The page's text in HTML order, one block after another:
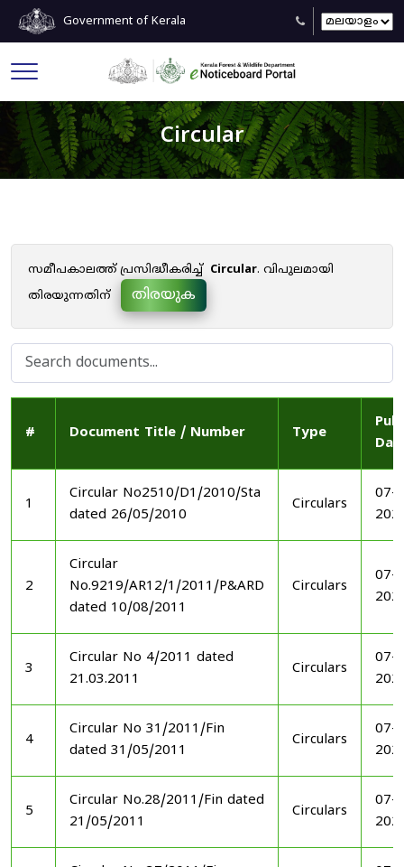
Government of Kerala
Circular
സമീപകാലത്ത് പ്രസിദ്ധീകരിച്ച് Circular. വിപുലമായി
തിരയുന്നതിന്
തിരയുക
# Document Title / Number Type
1
Circular No2510/D1/2010/Sta
dated 26/05/2010
Circulars
07-
2
Circular
No.9219/AR12/1/2011/P&ARD
dated 10/08/2011
Circulars
07-
3
Circular No 4/2011 dated
21.03.2011
Circulars
07-
4
Circular No 31/2011/Fin
dated 31/05/2011
Circulars
07-
5
Circular No.28/2011/Fin dated
21/05/2011
Circulars
07-